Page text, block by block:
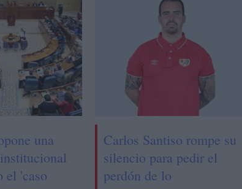
una
el 'caso
Carlos Santiso rompe su
silencio para pedir el
perdón de lo